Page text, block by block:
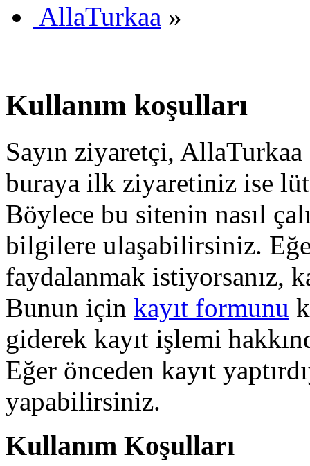
AllaTurkaa »
Kullanım koşulları
Sayın ziyaretçi,
buraya ilk ziyaretiniz ise
Böylece bu sitenin nasıl
bilgilere ulaşabilirsiniz.
faydalanmak istiyorsanız,
Bunun için kayıt formunu
giderek kayıt işlemi
Eğer önceden kayıt
yapabilirsiniz.
Kullanım Koşulları